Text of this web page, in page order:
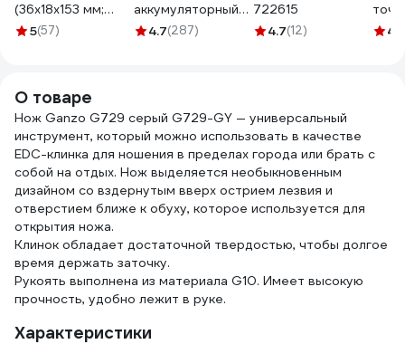
(36х18х153 мм;
B600; VM) ИНФ-
5(57)
аккумуляторный
USB фонарь
4.7(287)
722615
4.7(12) 4.9
О товаре
Нож Ganzo G729 серый G729-GY — универсальный
инструмент, который можно использовать в качестве
EDC-клинка для ношения в пределах города или брать с
собой на отдых. Нож выделяется необыкновенным
дизайном со вздернутым вверх острием лезвия и
отверстием ближе к обуху, которое используется для
открытия ножа.
Клинок обладает достаточной твердостью, чтобы долгое
время держать заточку.
Рукоять выполнена из материала G10. Имеет высокую
прочность, удобно лежит в руке.
Характеристики